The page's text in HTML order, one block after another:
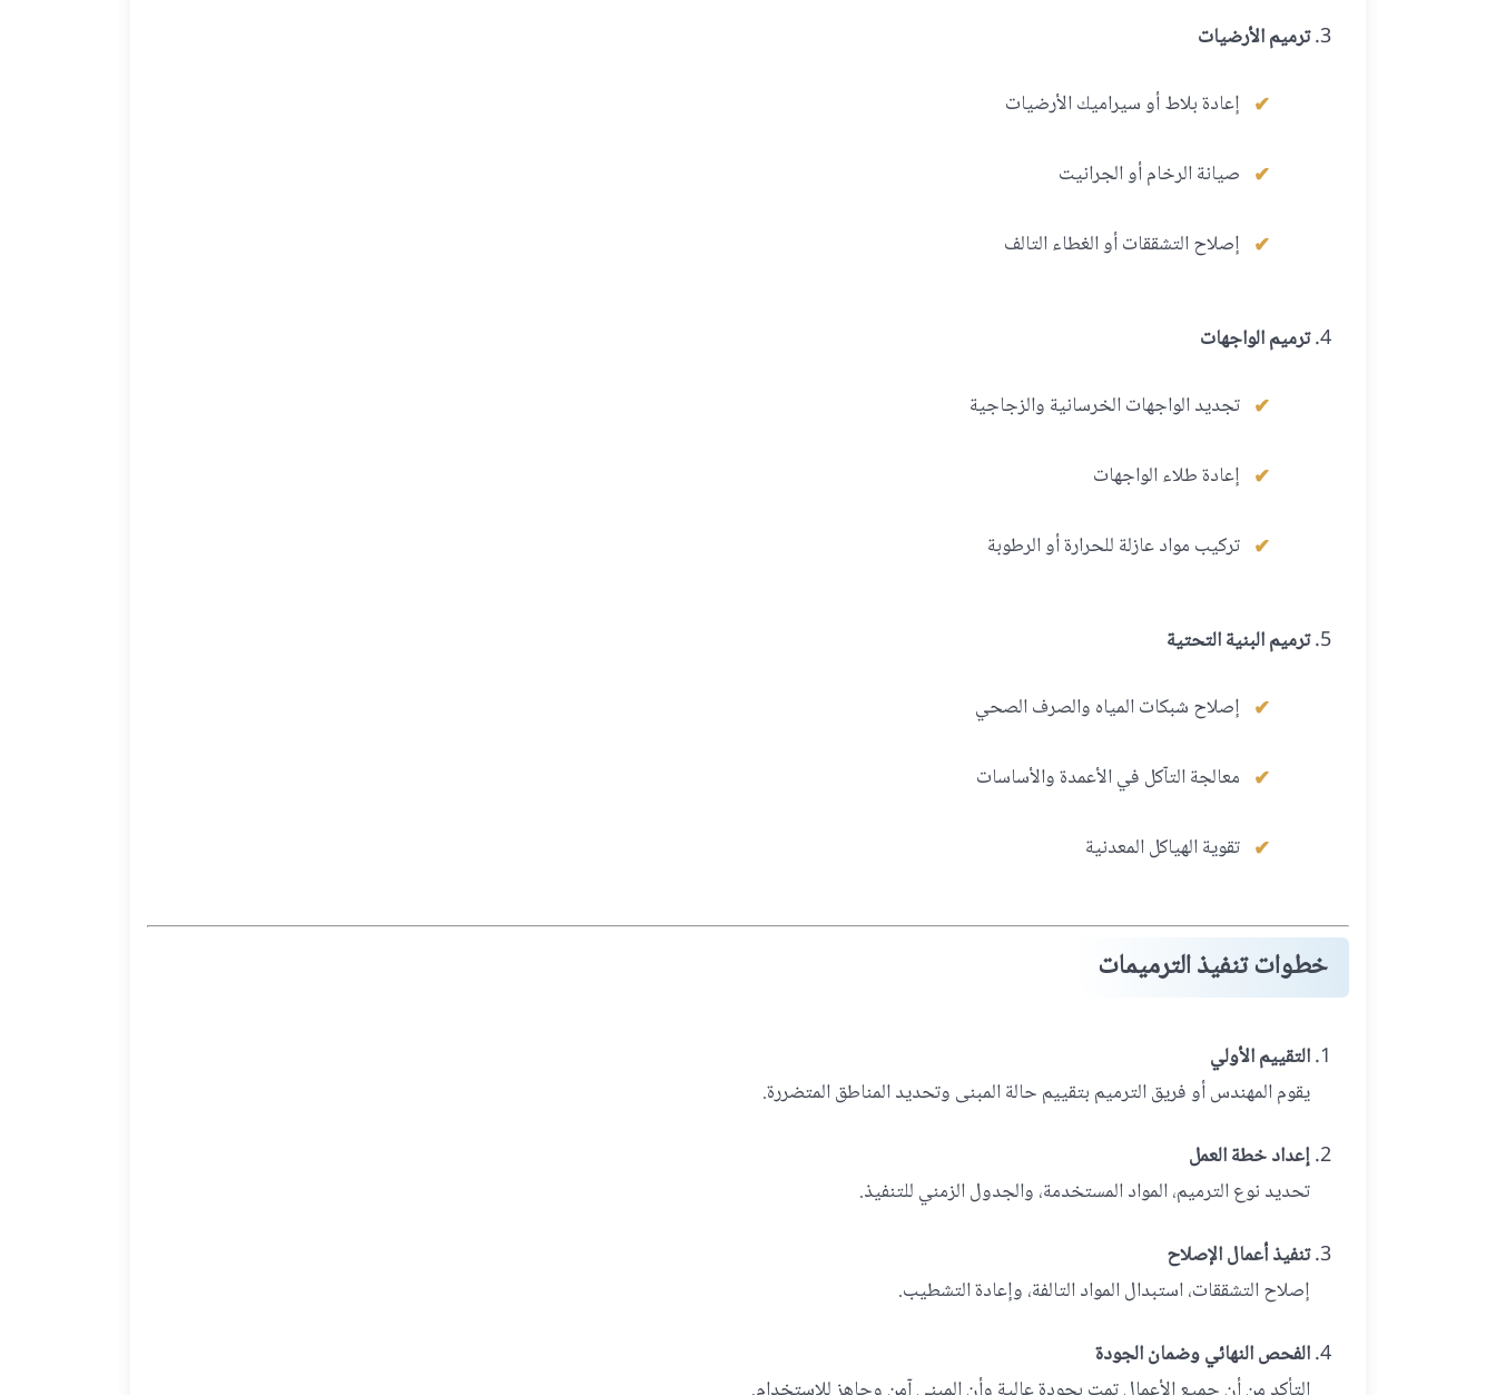
ترميم الأرضيات
إعادة بلاط أو سيراميك الأرضيات
صيانة الرخام أو الجرانيت
إصلاح التشققات أو الغطاء التالف
ترميم الواجهات
تجديد الواجهات الخرسانية والزجاجية
إعادة طلاء الواجهات
تركيب مواد عازلة للحرارة أو الرطوبة
ترميم البنية التحتية
إصلاح شبكات المياه والصرف الصحي
معالجة التآكل في الأعمدة والأساسات
تقوية الهياكل المعدنية
خطوات تنفيذ الترميمات
التقييم الأولي
يقوم المهندس أو فريق الترميم بتقييم حالة المبنى وتحديد المناطق المتضررة.
إعداد خطة العمل
تحديد نوع الترميم، المواد المستخدمة، والجدول الزمني للتنفيذ.
تنفيذ أعمال الإصلاح
إصلاح التشققات، استبدال المواد التالفة، وإعادة التشطيب.
الفحص النهائي وضمان الجودة